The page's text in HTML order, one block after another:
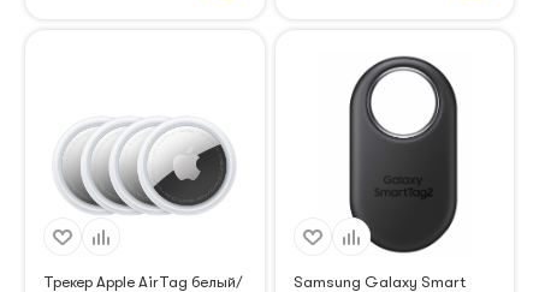
Трекер Apple AirTag белый/
Samsung Galaxy Smart